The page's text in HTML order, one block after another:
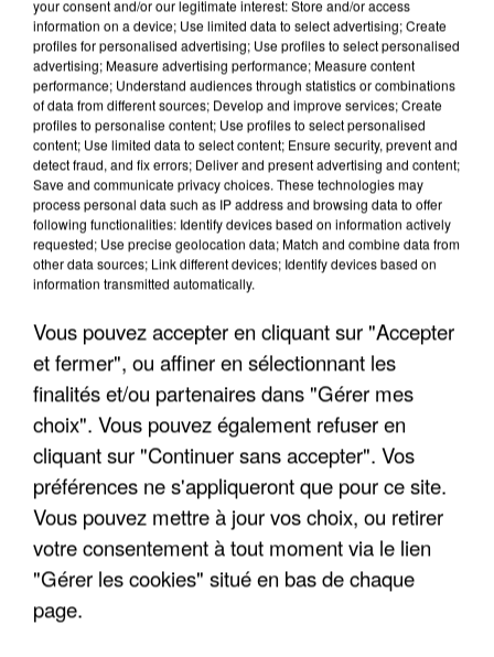
L’UN DES FONDATEURS SUPPOSÉS DE LA DZ
your consent and/or our legitimate interest: Store and/or access
information on a device; Use limited data to select advertising; Create
profiles for personalised advertising; Use profiles to select personalised
advertising; Measure advertising performance; Measure content
performance; Understand audiences through statistics or combinations
of data from different sources; Develop and improve services; Create
profiles to personalise content; Use profiles to select personalised
content; Use limited data to select content; Ensure security, prevent and
detect fraud, and fix errors; Deliver and present advertising and content;
Save and communicate privacy choices. These technologies may
process personal data such as IP address and browsing data to offer
following functionalities: Identify devices based on information actively
requested; Use precise geolocation data; Match and combine data from
other data sources; Link different devices; Identify devices based on
information transmitted automatically.
Vous pouvez accepter en cliquant sur "Accepter
et fermer", ou affiner en sélectionnant les
finalités et/ou partenaires dans "Gérer mes
choix". Vous pouvez également refuser en
cliquant sur "Continuer sans accepter". Vos
préférences ne s'appliqueront que pour ce site.
Vous pouvez mettre à jour vos choix, ou retirer
votre consentement à tout moment via le lien
"Gérer les cookies" situé en bas de chaque
page.